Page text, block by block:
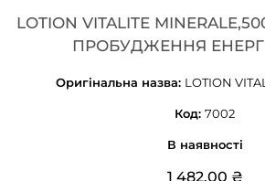
LOTION VITALITE
ПРОБУДЖЕННЯ
Оригінальна назва: LOTION
Код: 7002
В наявності
1 482,00 ₴